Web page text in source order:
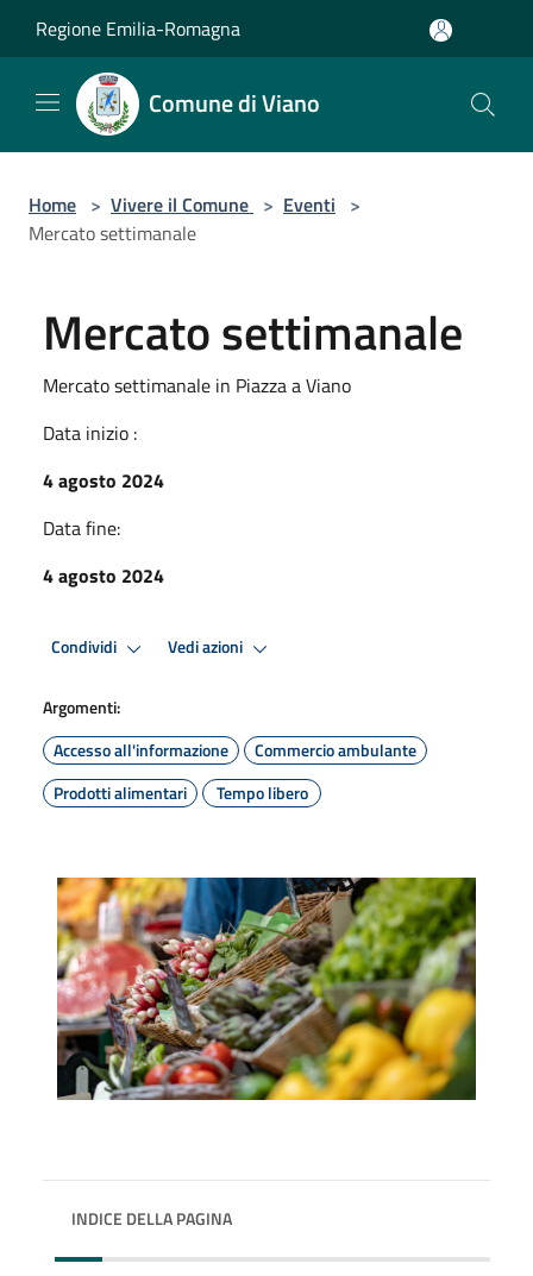
Regione Emilia-Romagna
Comune di Viano
Home > Vivere il Comune > Eventi >
Mercato settimanale
Mercato settimanale
Mercato settimanale in Piazza a Viano
Data inizio :
4 agosto 2024
Data fine:
4 agosto 2024
Condividi Vedi azioni
Argomenti:
Accesso all'informazione
Commercio ambulante
Prodotti alimentari
Tempo libero
INDICE DELLA PAGINA